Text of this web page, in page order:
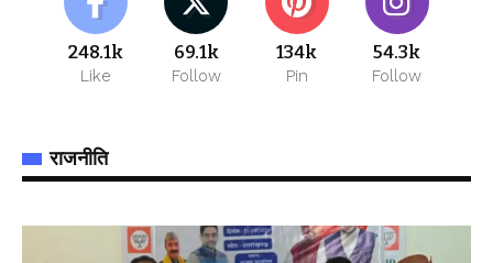
248.1k
Like
69.1k
Follow
134k
Pin
54.3k
Follow
राजनीति